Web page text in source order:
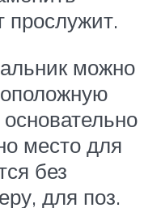
прослужит.
можно
место для
без
для поз.